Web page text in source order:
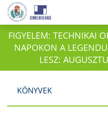
FIGYELEM: TECHNIKAI
NAPOKON A
LESZ:
KÖNYVEK